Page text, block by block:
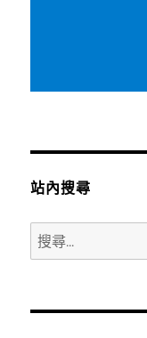
站內搜尋
搜
尋
鍵